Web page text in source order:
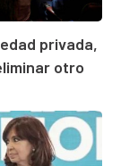
privada,
otro